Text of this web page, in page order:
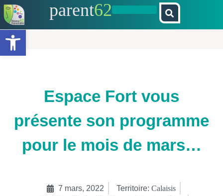
Ouvrir la barre d’outils
parent62
Espace Fort vous
présente son programme
pour le mois de mars…
7 mars, 2022 Territoire: Calaisis